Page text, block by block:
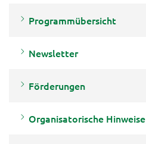
Programmübersicht
Newsletter
Förderungen
Organisatorische Hinweise